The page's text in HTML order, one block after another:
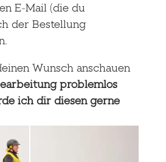
E-Mail (die du
der Bestellung
Wunsch anschauen
earbeitung problemlos
ich dir diesen gerne